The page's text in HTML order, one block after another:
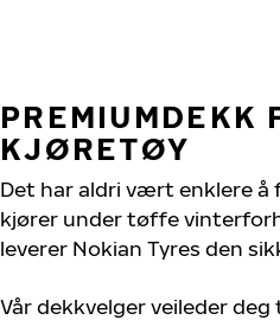
PREMIUMDEKK
KJØRETØY
Det har aldri vært enklere å
kjører under tøffe
leverer Nokian Tyres den
Vår dekkvelger veileder